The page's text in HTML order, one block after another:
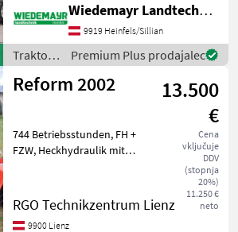
kolesih + Zaščitni okvir za
voznika s streho in
vetrobranskim steklom +
Pnevmatike 29x12,
Wiedemayr Landtechnik GmbH
9919 Heinfels/Sillian
Traktor /
Reform
Premium Plus prodajalec
Reform 2002
13.500
€
Cena
vključuje
DDV
(stopnja
20%)
11.250 €
neto
744 Betriebsstunden, FH +
FZW, Heckhydraulik mit
Traktor Kosilniki in gorski
traktor
RGO Technikzentrum Lienz
9900 Lienz